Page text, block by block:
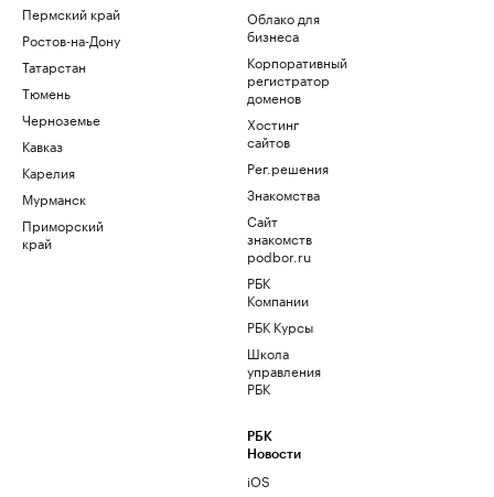
Пермский край
Ростов-на-Дону
Татарстан
Тюмень
Черноземье
Кавказ
Карелия
Мурманск
Приморский
край
Облако для
бизнеса
Корпоративный
регистратор
доменов
Хостинг
сайтов
Рег.решения
Знакомства
Сайт
знакомств
podbor.ru
РБК
Компании
РБК Курсы
Школа
управления
РБК
РБК
Новости
iOS